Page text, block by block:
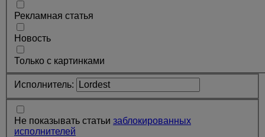
Рекламная статья
Новость
Только с картинками
Исполнитель:
Не показывать статьи заблокированных
исполнителей